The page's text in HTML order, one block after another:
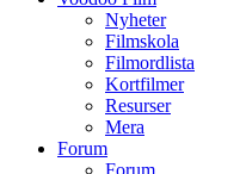
Nyheter
Filmskola
Filmordlista
Kortfilmer
Resurser
Mera
Forum
Forum